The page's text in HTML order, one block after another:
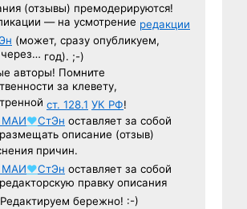
(отзывы) премодерируются!
— на усмотрение редакции
(может, сразу опубликуем,
год). ;-)
авторы! Помните
за клевету,
ст. 128.1 УК РФ!
МАИ♥СтЭн оставляет за собой
описание (отзыв)
причин.
МАИ♥СтЭн оставляет за собой
правку описания
Редактируем бережно! :-)